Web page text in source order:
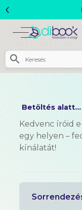
‹
Betöltés alatt...
Kedvenc íróid
egy helyen –
kínálatát!